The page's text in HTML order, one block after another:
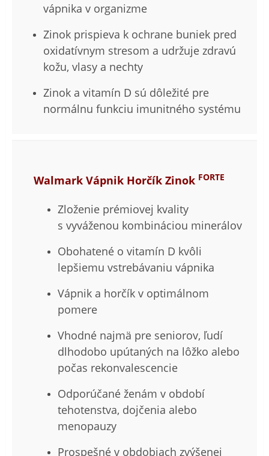
vápnika v organizme
Zinok prispieva k ochrane buniek pred
oxidatívnym stresom a udržuje zdravú
kožu, vlasy a nechty
Zinok a vitamín D sú dôležité pre
normálnu funkciu imunitného systému
Walmark Vápnik Horčík Zinok FORTE
Zloženie prémiovej kvality
s vyváženou kombináciou minerálov
Obohatené o vitamín D kvôli
lepšiemu vstrebávaniu vápnika
Vápnik a horčík v optimálnom
pomere
Vhodné najmä pre seniorov, ľudí
dlhodobo upútaných na lôžko alebo
počas rekonvalescencie
Odporúčané ženám v období
tehotenstva, dojčenia alebo
menopauzy
Prospešné v obdobiach zvýšenej